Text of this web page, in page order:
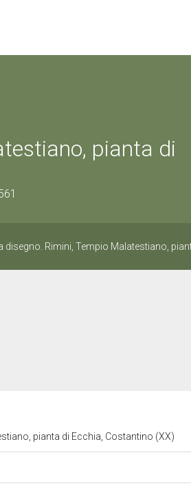
pianta di
Rimini, Tempio Malatestiano,
pianta di Ecchia, Costantino (XX)